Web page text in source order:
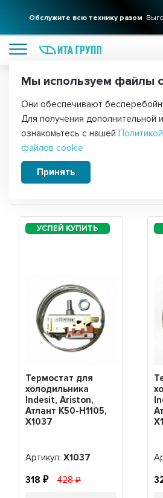
Обслужите всю технику разом
Главная
Запчасти для
131
Термостат для
холодильника
Indesit, Ariston,
Атлант K50-H1105,
Х1037
Артикул:Х1037
318 428
Мы используем файлы
Они обеспечивают
Для получения дополнительной
ознакомьтесь с нашей
файлов cookie
Принять